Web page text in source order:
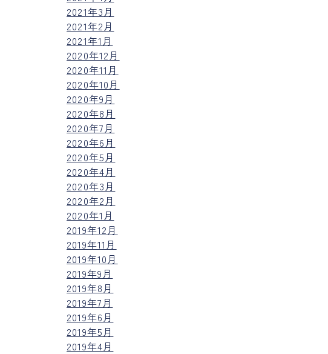
2021年3月
2021年2月
2021年1月
2020年12月
2020年11月
2020年10月
2020年9月
2020年8月
2020年7月
2020年6月
2020年5月
2020年4月
2020年3月
2020年2月
2020年1月
2019年12月
2019年11月
2019年10月
2019年9月
2019年8月
2019年7月
2019年6月
2019年5月
2019年4月